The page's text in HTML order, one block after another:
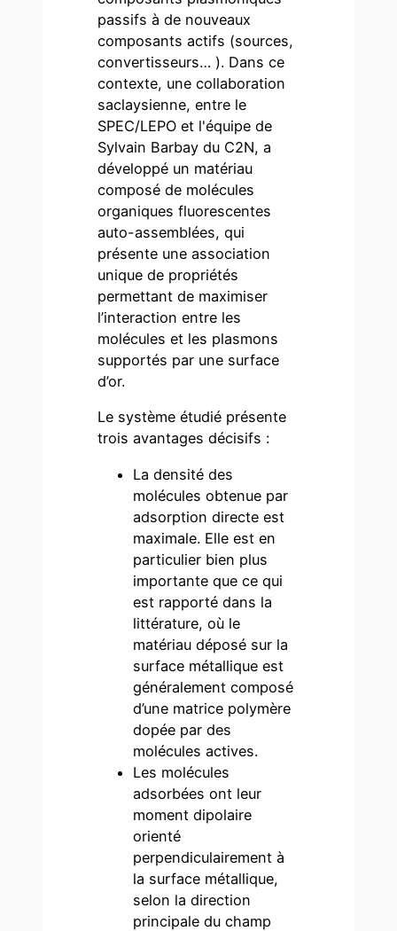
passifs à de nouveaux
composants actifs (sources,
convertisseurs… ). Dans ce
contexte, une collaboration
saclaysienne, entre le
SPEC/LEPO et l'équipe de
Sylvain Barbay du C2N, a
développé un matériau
composé de molécules
organiques fluorescentes
auto-assemblées, qui
présente une association
unique de propriétés
permettant de maximiser
l’interaction entre les
molécules et les plasmons
supportés par une surface
d’or.
Le système étudié présente
trois avantages décisifs :
La densité des
molécules obtenue par
adsorption directe est
maximale. Elle est en
particulier bien plus
importante que ce qui
est rapporté dans la
littérature, où le
matériau déposé sur la
surface métallique est
généralement composé
d’une matrice polymère
dopée par des
molécules actives.
Les molécules
adsorbées ont leur
moment dipolaire
orienté
perpendiculairement à
la surface métallique,
selon la direction
principale du champ